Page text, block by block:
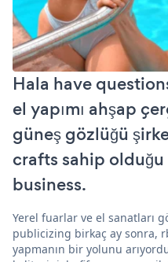
Hala have
el yapımı ahşap
güneş gözlüğü
crafts sahip
business.
Yerel fuarlar ve el sanatları
publicizing birkaç ay sonra,
yapmanın bir yolunu